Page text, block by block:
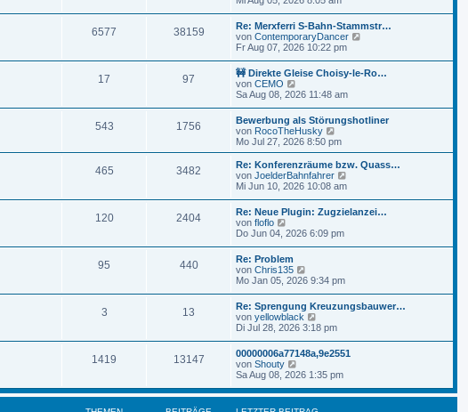
i
t
r
a
g
e
r
B
e
i
t
r
a
g
e
s
t
e
r
B
i
t
r
a
g
6577 38159
Re: Merxferri S-Bahn-Stammstr…
von ContemporaryDancer
e
s
r
B
t
r
Fr Aug 07, 2026 10:22 pm
17 97
🚧 Direkte Gleise Choisy-le-Ro…
von CEMO
e
e
s
t
e
B
e
i
t
r
g
Sa Aug 08, 2026 11:48 am
543 1756
Bewerbung als Störungshotliner
von RocoTheHusky
e
u
e
s
t
B
i
t
g
Mo Jul 27, 2026 8:50 pm
465 3482
Re: Konferenzräume bzw. Quass…
von JoelderBahnfahrer
e
s
r
t
r
a
Mi Jun 10, 2026 10:08 am
120 2404
Re: Neue Plugin: Zugzielanzei…
von floflo
e
s
t
e
r
B
e
i
t
r
a
g
Do Jun 04, 2026 6:09 pm
95 440
Re: Problem
von Chris135
e
e
s
t
e
r
B
t
r
a
Mo Jan 05, 2026 9:34 pm
3 13
Re: Sprengung Kreuzungsbauwer…
von yellowblack
e
e
s
t
e
r
Di Jul 28, 2026 3:18 pm
1419 13147
00000006a77148a,9e2551
von Shouty
e
e
Sa Aug 08, 2026 1:35 pm